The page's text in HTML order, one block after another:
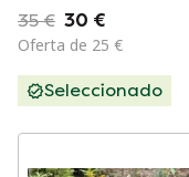
Moschino negro con
corazón rojo –
35 € 30 €
Oferta de 25 €
Seleccionado